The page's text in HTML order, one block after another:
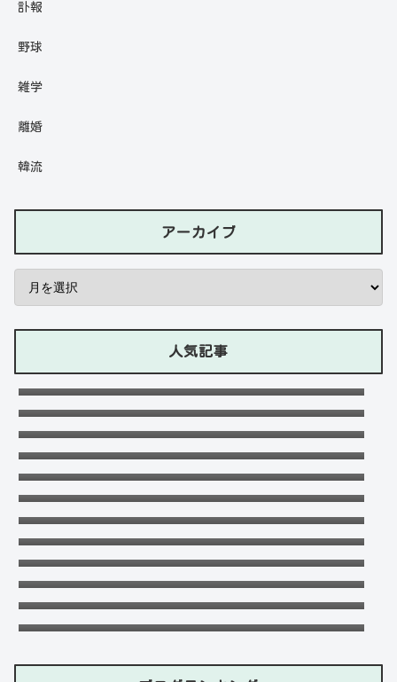
訃報
野球
雑学
離婚
韓流
アーカイブ
人気記事
石川ケニーは父と兄は野球選手で母親はアメ
リカ人のハーフ！7人大家族！
Lazの彼女や身長に大学・年齢は？イケメン
プロゲーマーの経歴！【ZETA】
竹下パラダイスだーご本名や年齢に身長は？
恋愛対象やイケメンかも調査！
可愛い政田夢乃選手に彼氏の存在が気にな
る！本当に不倫をしているのか？家族構成が
どうなっているのか？を徹底調査！
千早茜の恋人や結婚した夫は誰？子供や本名
に高校は？引越は離婚が理由？
末永けいの経歴や学歴(高校大学)は？妻(嫁)
は末永ゆかりで離婚した？
福田こうへいの結婚相手の嫁(妻)や子供
(娘・息子)など家族構成まとめ！
【画像】聖菜の子供の名前は蘭愛で年齢や父
親は？元旦那との離婚理由も！
ドンマイ川端は結婚した嫁がいる？母親・兄
妹・父親に年収や学歴経歴も！
五条院凌のすっぴんや足太い画像がヤバい！
本当は美脚でスタイル良い？
おだけいの元カノ人気歌手はちゃんみな！過
去の匂わせや動画流出の犯人は？
天畠大輔の妻や母は？医療事故や経歴に大学
進学はモテたかったから！